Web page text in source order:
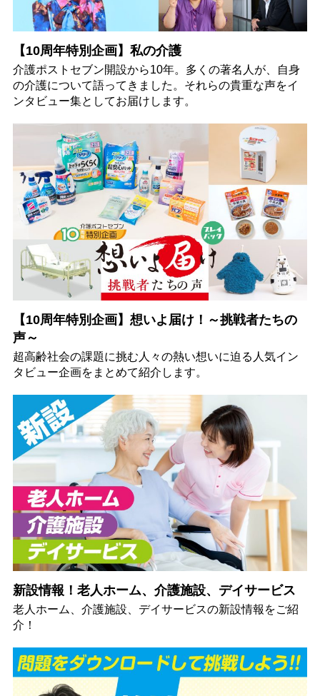
【10周年特別企画】私の介護
介護ポストセブン開設から10年。多くの著名人が、自身
の介護について語ってきました。それらの貴重な声をイ
ンタビュー集としてお届けします。
【10周年特別企画】想いよ届け！～挑戦者たちの
声～
超高齢社会の課題に挑む人々の熱い想いに迫る人気イン
タビュー企画をまとめて紹介します。
新設情報！老人ホーム、介護施設、デイサービス
老人ホーム、介護施設、デイサービスの新設情報をご紹
介！